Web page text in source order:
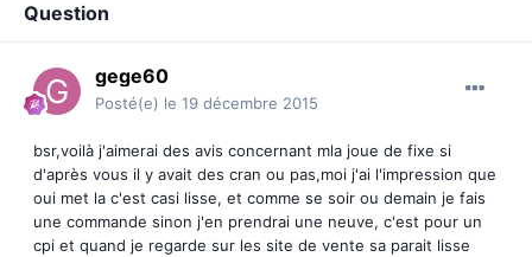
Question
gege60
Posté(e) le 19 décembre 2015
bsr,voilà j'aimerai des avis concernant mla joue de fixe si
d'après vous il y avait des cran ou pas,moi j'ai l'impression que
oui met la c'est casi lisse, et comme se soir ou demain je fais
une commande sinon j'en prendrai une neuve, c'est pour un
cpi et quand je regarde sur les site de vente sa parait lisse